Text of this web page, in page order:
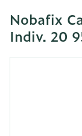
Nobafix
Indiv. 20